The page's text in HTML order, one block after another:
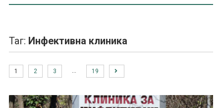
Таг: Инфективна клиника
1 2 3 19